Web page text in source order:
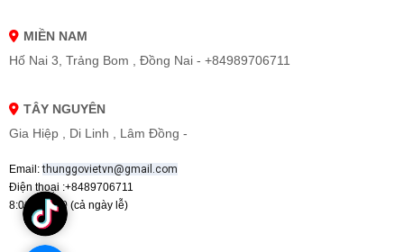
MIỀN NAM
Hố Nai 3, Trảng Bom , Đồng Nai - +84989706711
TÂY NGUYÊN
Gia Hiệp , Di Linh , Lâm Đồng -
Email:thunggovietvn@gmail.com
Điện thoại :+8489706711
8:00 - 19:00 (cả ngày lễ)